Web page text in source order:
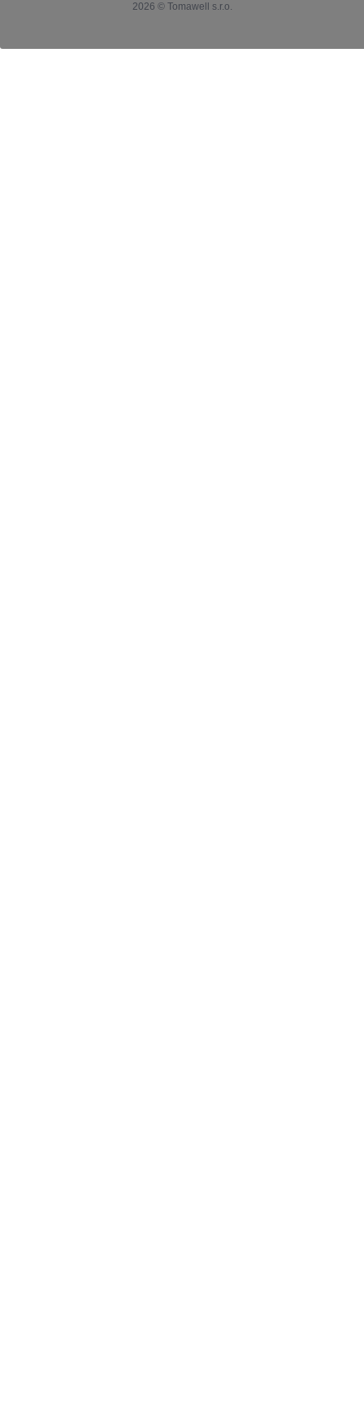
2026 © Tomawell s.r.o.